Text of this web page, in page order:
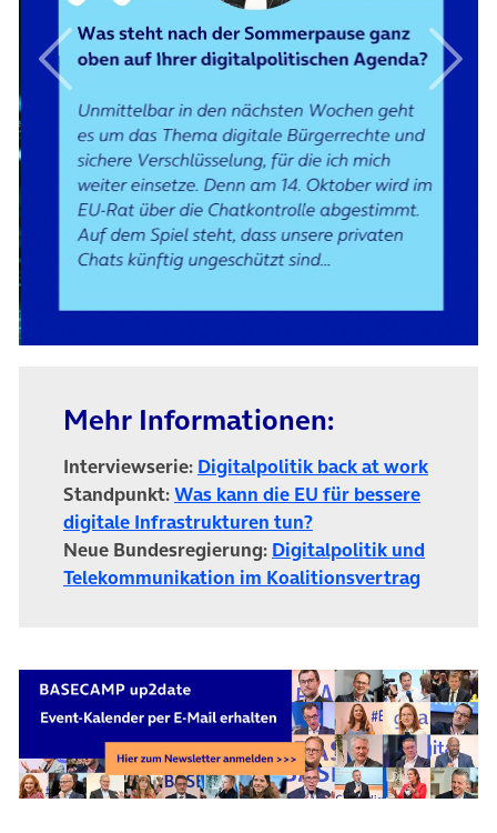
Vorheriges Element
Mehr Informationen:
Interviewserie: Digitalpolitik back at work
Standpunkt:Was kann die EU für bessere
digitale Infrastrukturen tun?
Neue Bundesregierung: Digitalpolitik und
Telekommunikation im Koalitionsvertrag